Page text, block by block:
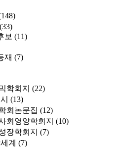
(33)
보 (11)
재 (7)
학회지 (22)
(13)
회논문집 (12)
회영양학회지 (10)
장학회지 (7)
계 (7)